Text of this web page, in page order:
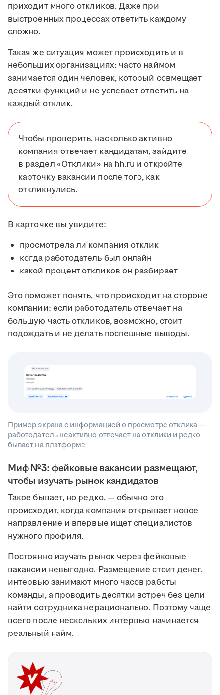
приходит много откликов. Даже при
выстроенных процессах ответить каждому
сложно.
Такая же ситуация может происходить и в
небольших организациях: часто наймом
занимается один человек, который совмещает
десятки функций и не успевает ответить на
каждый отклик.
Чтобы проверить, насколько активно
компания отвечает кандидатам, зайдите
в раздел «Отклики» на hh.ru и откройте
карточку вакансии после того, как
откликнулись.
В карточке вы увидите:
просмотрела ли компания отклик
когда работодатель был онлайн
какой процент откликов он разбирает
Это поможет понять, что происходит на стороне
компании: если работодатель отвечает на
большую часть откликов, возможно, стоит
подождать и не делать поспешные выводы.
Пример экрана с информацией о просмотре отклика —
работодатель неактивно отвечает на отклики и редко
бывает на платформе
Миф №3: фейковые вакансии размещают,
чтобы изучать рынок кандидатов
Такое бывает, но редко, — обычно это
происходит, когда компания открывает новое
направление и впервые ищет специалистов
нужного профиля.
Постоянно изучать рынок через фейковые
вакансии невыгодно. Размещение стоит денег,
интервью занимают много часов работы
команды, а проводить десятки встреч без цели
найти сотрудника нерационально. Поэтому чаще
всего после нескольких интервью начинается
реальный найм.